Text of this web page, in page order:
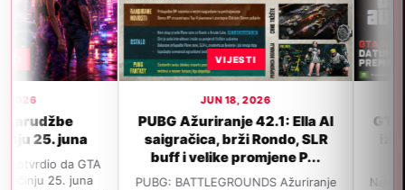
VIJESTI
PUBG Ažuriranje 42.1: Ella AI
saigračica, brži Rondo, SLR
buff i velike promjene P...
PUBG: BATTLEGROUNDS Ažuriranje
VIJESTI
GTA 6 neće propustiti
izlaska u novembru,
popularnom leakeru
Navodno je GTA 6 i dalje na